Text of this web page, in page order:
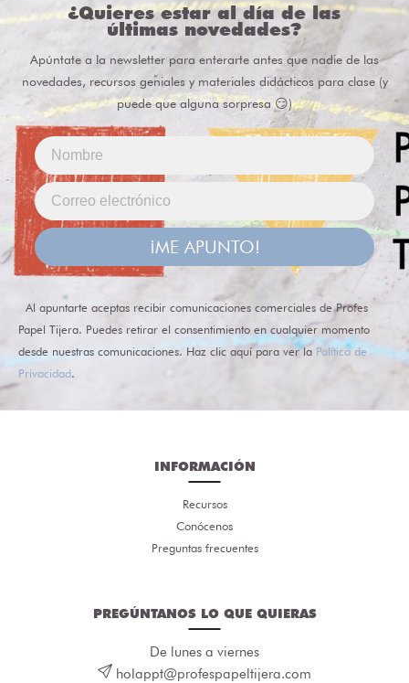
¿Quieres estar al día de las
últimas novedades?
Apúntate a la newsletter para enterarte antes que nadie de las
novedades, recursos geniales y materiales didácticos para clase (y
puede que alguna sorpresa 😏)
¡ME APUNTO!
Al apuntarte aceptas recibir comunicaciones comerciales de Profes
Papel Tijera. Puedes retirar el consentimiento en cualquier momento
desde nuestras comunicaciones. Haz clic aquí para ver la Política de
Privacidad.
INFORMACIÓN
Recursos
Conócenos
Preguntas frecuentes
PREGÚNTANOS LO QUE QUIERAS
De lunes a viernes
holappt@profespapeltijera.com